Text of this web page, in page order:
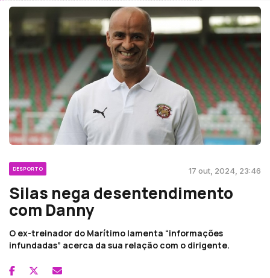
DESPORTO 17 out, 2024, 23:46
Silas nega desentendimento
com Danny
O ex-treinador do Marítimo lamenta “informações
infundadas” acerca da sua relação com o dirigente.